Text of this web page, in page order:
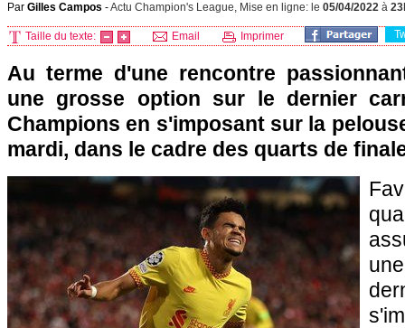
Par Gilles Campos -Actu Champion's League, Mise en ligne: le 05/04/2022 à
Taille du texte: Email Imprimer
Au terme d'une rencontre
une grosse option sur le dernier
Champions en s'imposant sur la
mardi, dans le cadre des quarts de